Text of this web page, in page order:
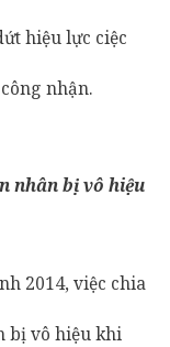
hiệu lực ciệc
nhận.
nhân bị vô hiệu
2014, việc chia
bị vô hiệu khi